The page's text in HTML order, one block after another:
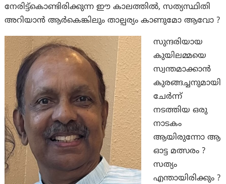
നേരിട്ട്കൊണ്ടിരിക്കുന്ന ഈ കാലത്തിൽ, സത്യസ്ഥിതി
അറിയാൻ ആർകെങ്കിലും താല്പര്യം കാണുമോ ആവോ ?
സുന്ദരിയായ
കുയിലമ്മയെ
സ്വന്തമാക്കാൻ
കുരങ്ങച്ചനുമായി
ചേർന്ന്
നടത്തിയ ഒരു
നാടകം
ആയിരുന്നോ ആ
ഓട്ട മത്സരം ?
സത്യം
എന്തായിരിക്കും ?